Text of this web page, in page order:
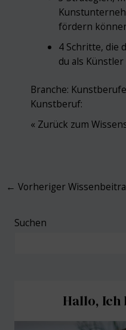
fördern
4 Schritte, die
du als
Branche: Kunstberufe
Kunstberuf:
« Zurück zum
Post
← Vorheriger
Suchen
Hallo, Ich